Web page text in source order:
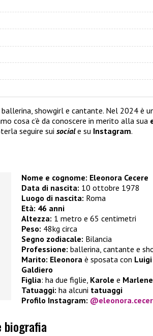
ballerina, showgirl e cantante. Nel 2024 è
cosa c’è da conoscere in merito alla sua
seguire sui sociale su Instagram.
Nome e cognome: Eleonora Cecere
Data di nascita: 10 ottobre 1978
Luogo di nascita: Roma
Età: 46 anni
Altezza: 1 metro e 65 centimetri
Peso: 48kg circa
Segno zodiacale: Bilancia
Professione: ballerina, cantante e
Marito: Eleonora è sposata con Luigi
Galdiero
Figlia: ha due figlie, Karole e Marlene
Tatuaggi: ha alcuni tatuaggi
Profilo Instagram:
biografia